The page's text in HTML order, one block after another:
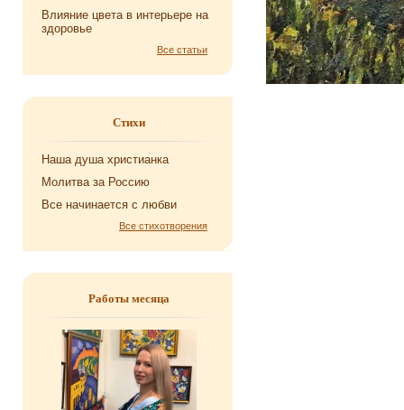
Влияние цвета в интерьере на
здоровье
Все статьи
Стихи
Наша душа хри­сти­ан­ка
Мо­лит­ва за Рос­сию
Все на­чи­на­ет­ся с любви
Все стихотворения
Работы месяца